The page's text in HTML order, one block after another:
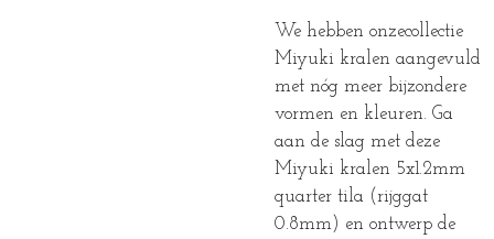
We hebben onzecollectie
Miyuki kralen aangevuld
met nóg meer bijzondere
vormen en kleuren. Ga
aan de slag met deze
Miyuki kralen 5x1.2mm
quarter tila (rijggat
0.8mm) en ontwerp de